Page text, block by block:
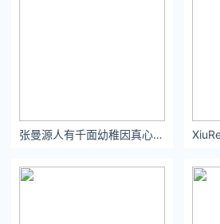
张曼源人有千面幼稚因真心 交叉的路口